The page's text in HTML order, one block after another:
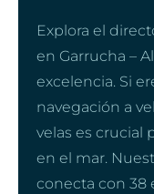
Explora el
en Garrucha –
excelencia. Si
navegación a
velas es crucial
en el mar.
conecta con 38